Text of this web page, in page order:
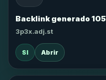
Backlink generado 105
3p3x.adj.st
SI Abrir